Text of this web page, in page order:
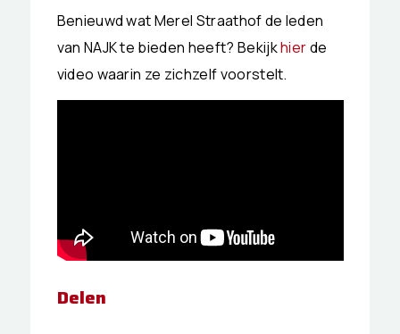
Benieuwd wat Merel Straathof de leden
van NAJK te bieden heeft? Bekijkhierde
video waarin ze zichzelf voorstelt.
Delen